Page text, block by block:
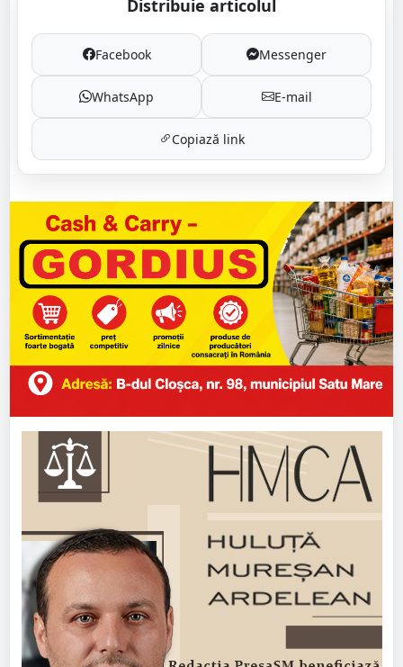
Distribuie articolul
Facebook Messenger
WhatsApp E-mail
Copiază link